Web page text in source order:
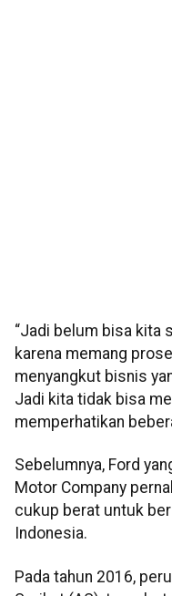
“Jadi belum bisa kita
karena memang
menyangkut bisnis
Jadi kita tidak bisa
memperhatikan
Sebelumnya, Ford
Motor Company
cukup berat untuk
Indonesia.
Pada tahun 2016,